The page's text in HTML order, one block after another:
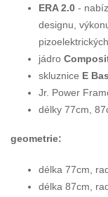
ERA 2.0 -
designu,
jádro
skluznice E
Jr. Power
délky 77cm,
geometrie:
délka 77cm,
délka 87cm,